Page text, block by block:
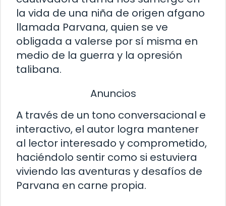
la vida de una niña de origen afgano
llamada Parvana, quien se ve
obligada a valerse por sí misma en
medio de la guerra y la opresión
talibana.
Anuncios
A través de un tono conversacional e
interactivo, el autor logra mantener
al lector interesado y comprometido,
haciéndolo sentir como si estuviera
viviendo las aventuras y desafíos de
Parvana en carne propia.